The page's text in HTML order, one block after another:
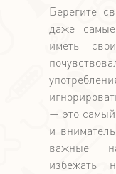
Берегите
даже
иметь
— это
и
важные
избежать